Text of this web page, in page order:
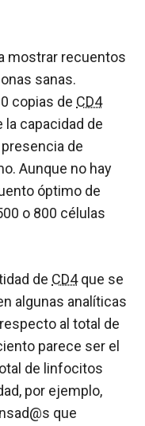
mostrar recuentos
sanas.
copias de CD4
capacidad de
de
Aunque no hay
óptimo de
o 800 células
de CD4que se
algunas analíticas
al total de
parece ser el
de linfocitos
por ejemplo,
que